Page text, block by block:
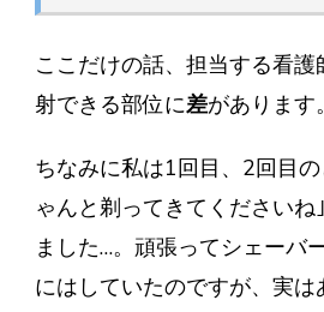
ここだけの話、担当する看
射できる部位に差があります。
ちなみに私は1回目、2回目
ゃんと剃ってきてください
ました…。頑張ってシェーバ
にはしていたのですが、実